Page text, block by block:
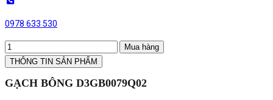
0978 633 530
Mua hàng
THÔNG TIN SẢN PHẨM
GẠCH BÔNG D3GB0079Q02